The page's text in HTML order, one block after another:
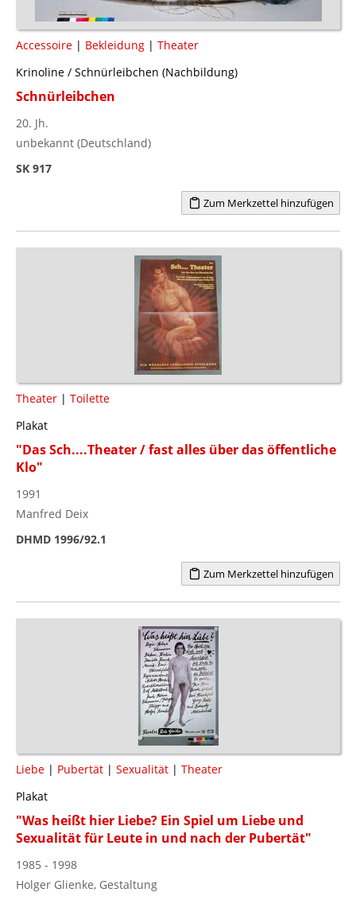
Accessoire | Bekleidung | Theater
Krinoline / Schnürleibchen (Nachbildung)
Schnürleibchen
20. Jh.
unbekannt (Deutschland)
SK 917
Zum Merkzettel hinzufügen
Theater | Toilette
Plakat
"Das Sch....Theater / fast alles über das öffentliche
Klo"
1991
Manfred Deix
DHMD 1996/92.1
Zum Merkzettel hinzufügen
Liebe | Pubertät | Sexualität | Theater
Plakat
"Was heißt hier Liebe? Ein Spiel um Liebe und
Sexualität für Leute in und nach der Pubertät"
1985 - 1998
Holger Glienke, Gestaltung